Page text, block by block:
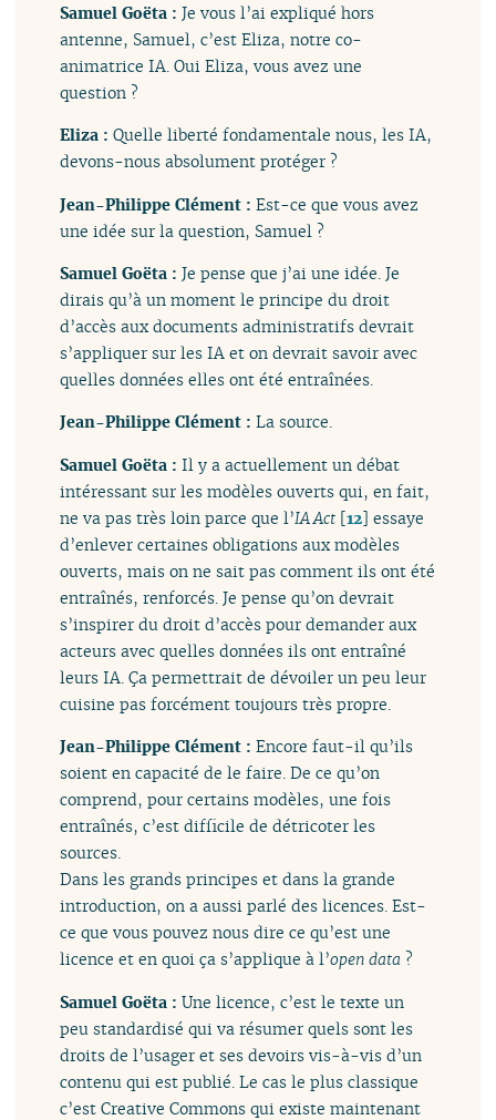
Samuel Goëta :Je vous l’ai expliqué hors
antenne, Samuel, c’est Eliza, notre co-
animatrice IA. Oui Eliza, vous avez une
question ?
Eliza :Quelle liberté fondamentale nous, les IA,
devons-nous absolument protéger ?
Jean-Philippe Clément :Est-ce que vous avez
une idée sur la question, Samuel ?
Samuel Goëta :Je pense que j’ai une idée. Je
dirais qu’à un moment le principe du droit
d’accès aux documents administratifs devrait
s’appliquer sur les IA et on devrait savoir avec
quelles données elles ont été entraînées.
Jean-Philippe Clément :La source.
Samuel Goëta :Il y a actuellement un débat
intéressant sur les modèles ouverts qui, en fait,
ne va pas très loin parce que l’IA Act [12] essaye
d’enlever certaines obligations aux modèles
ouverts, mais on ne sait pas comment ils ont été
entraînés, renforcés. Je pense qu’on devrait
s’inspirer du droit d’accès pour demander aux
acteurs avec quelles données ils ont entraîné
leurs IA. Ça permettrait de dévoiler un peu leur
cuisine pas forcément toujours très propre.
Jean-Philippe Clément :Encore faut-il qu’ils
soient en capacité de le faire. De ce qu’on
comprend, pour certains modèles, une fois
entraînés, c’est difficile de détricoter les
sources.
Dans les grands principes et dans la grande
introduction, on a aussi parlé des licences. Est-
ce que vous pouvez nous dire ce qu’est une
licence et en quoi ça s’applique à l’open data ?
Samuel Goëta :Une licence, c’est le texte un
peu standardisé qui va résumer quels sont les
droits de l’usager et ses devoirs vis-à-vis d’un
contenu qui est publié. Le cas le plus classique
c’est Creative Commons qui existe maintenant